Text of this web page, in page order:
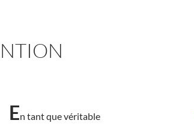
En tant que véritable